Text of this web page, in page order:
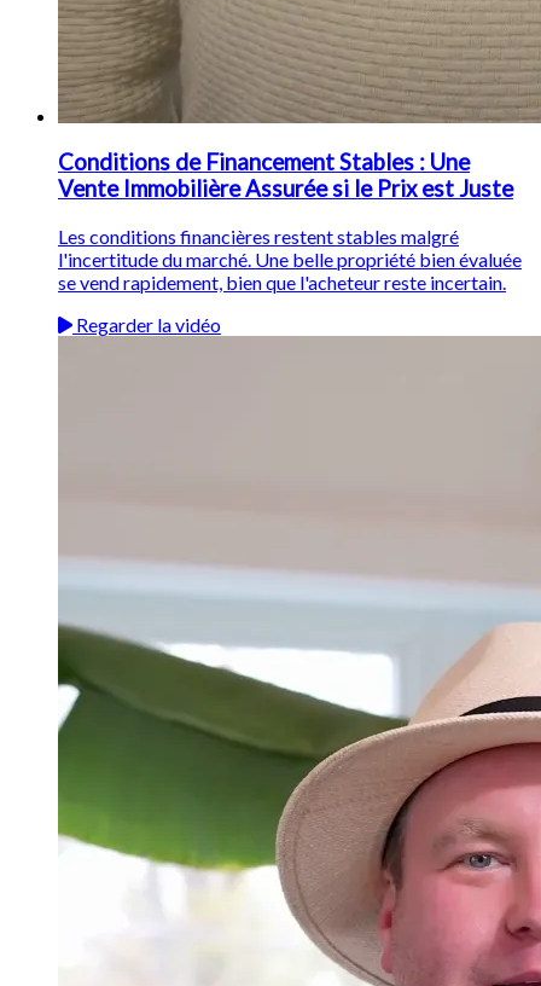
Conditions de Financement Stables : Une
Vente Immobilière Assurée si le Prix est Juste
Les conditions financières restent stables malgré
l'incertitude du marché. Une belle propriété bien évaluée
se vend rapidement, bien que l'acheteur reste incertain.
Regarder la vidéo